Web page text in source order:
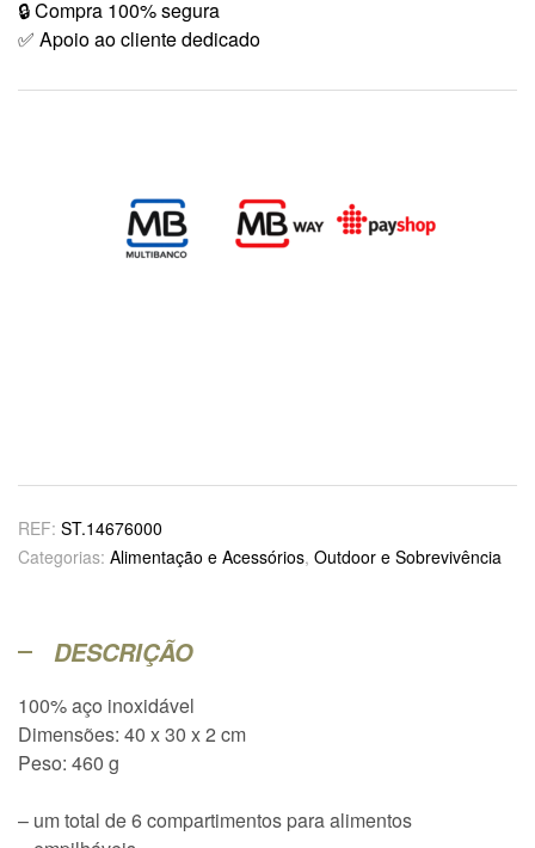
🔒 Compra 100% segura
✅ Apoio ao cliente dedicado
REF: ST.14676000
Categorias: Alimentação e Acessórios, Outdoor e Sobrevivência
DESCRIÇÃO
100% aço inoxidável
Dimensões: 40 x 30 x 2 cm
Peso: 460 g
– um total de 6 compartimentos para alimentos